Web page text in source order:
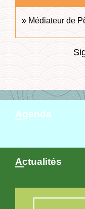
Médiateur de
Agenda
Actualités